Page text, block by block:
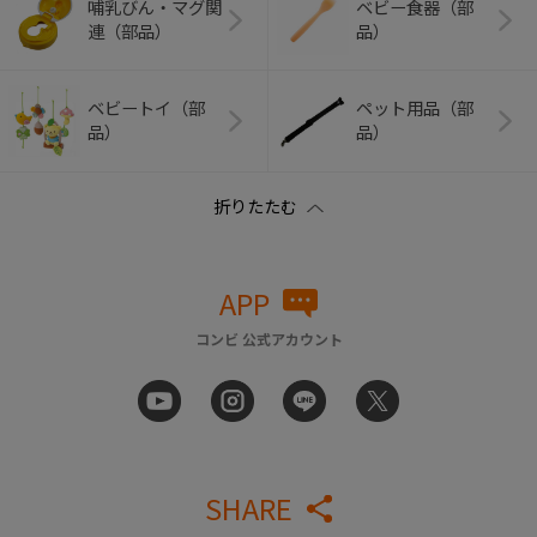
哺乳びん・マグ関
連（部品）
ベビー食器（部
品）
ベビートイ（部
品）
ペット用品（部
品）
APP
コンビ 公式アカウント
SHARE